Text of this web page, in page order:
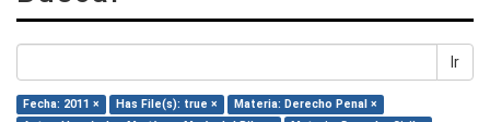
Ir
Fecha: 2011 × Has File(s): true ×
Materia: Derecho Penal ×